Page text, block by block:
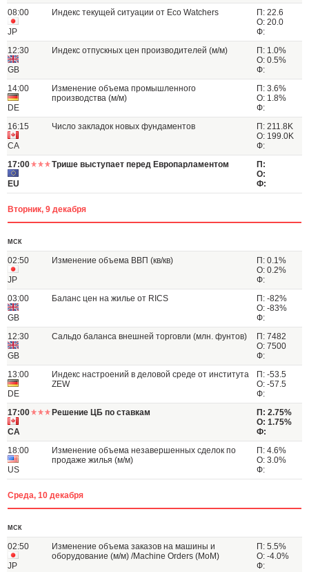
08:00
JP
Индекс текущей ситуации от Eco Watchers
П: 22.6
О: 20.0
Ф:
12:30
GB
Индекс отпускных цен производителей (м/м)
П: 1.0%
О: 0.5%
Ф:
14:00
DE
Изменение объема промышленного
производства (м/м)
П: 3.6%
О: 1.8%
Ф:
16:15
CA
Число закладок новых фундаментов
П: 211.8K
О: 199.0K
Ф:
17:00
EU
Трише выступает перед Европарламентом
П:
О:
Ф:
Вторник, 9 декабря
МСК
02:50
JP
Изменение объема ВВП (кв/кв)
П: 0.1%
О: 0.2%
Ф:
03:00
GB
Баланс цен на жилье от RICS
П: -82%
О: -83%
Ф:
12:30
GB
Сальдо баланса внешней торговли (млн. фунтов)
П: 7482
О: 7500
Ф:
13:00
DE
Индекс настроений в деловой среде от института
ZEW
П: -53.5
О: -57.5
Ф:
17:00
CA
Решение ЦБ по ставкам
П: 2.75%
О: 1.75%
Ф:
18:00
US
Изменение объема незавершенных сделок по
продаже жилья (м/м)
П: 4.6%
О: 3.0%
Ф:
Среда, 10 декабря
МСК
02:50
JP
Изменение объема заказов на машины и
оборудование (м/м) /Machine Orders (MoM)
П: 5.5%
О: -4.0%
Ф: